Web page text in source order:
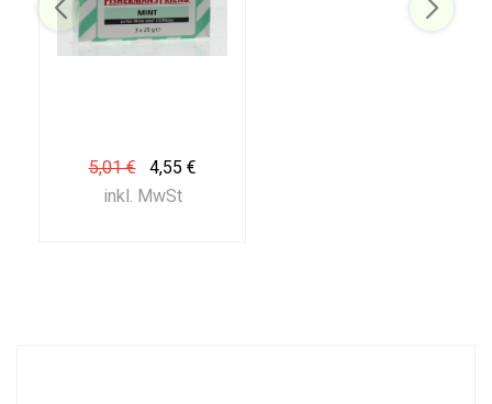
5,01 €
4,55 €
inkl. MwSt